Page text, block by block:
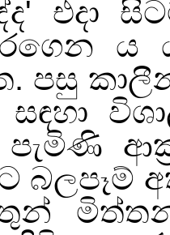
' එදා
ය
පසු
පැමිණි
බලපෑම්